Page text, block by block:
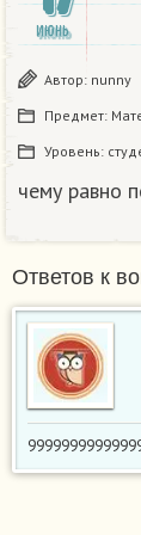
ИЮНЬ
Автор: nunny
Предмет:
Уровень:
чему равно
Ответов к